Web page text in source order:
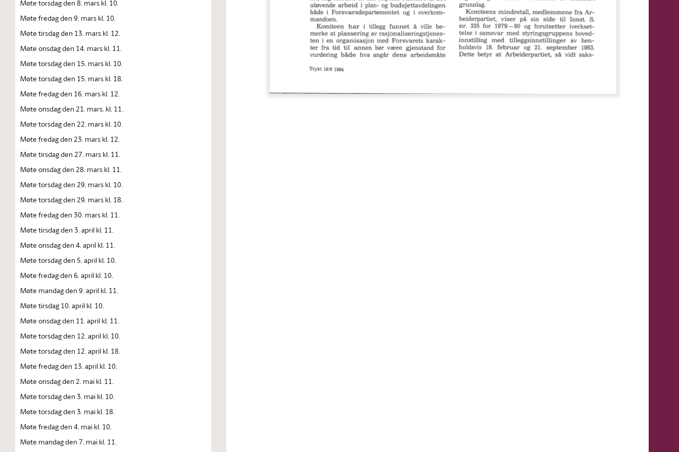
Møte torsdag den 8. mars kl. 10.
Møte fredag den 9. mars kl. 10.
Møte tirsdag den 13. mars kl. 12.
Møte onsdag den 14. mars kl. 11.
Møte torsdag den 15. mars kl. 10.
Møte torsdag den 15. mars kl. 18.
Møte fredag den 16. mars kl. 12.
Møte onsdag den 21. mars. kl. 11.
Møte torsdag den 22. mars kl. 10.
Møte fredag den 23. mars kl. 12.
Møte tirsdag den 27. mars kl. 11.
Møte onsdag den 28. mars kl. 11.
Møte torsdag den 29. mars kl. 10.
Møte torsdag den 29. mars kl. 18.
Møte fredag den 30. mars kl. 11.
Møte tirsdag den 3. april kl. 11.
Møte onsdag den 4. april kl. 11.
Møte torsdag den 5. april kl. 10.
Møte fredag den 6. april kl. 10.
Møte mandag den 9. april kl. 11.
Møte tirsdag 10. april kl. 10.
Møte onsdag den 11. april kl. 11.
Møte torsdag den 12. april kl. 10.
Møte torsdag den 12. april kl. 18.
Møte fredag den 13. april kl. 10.
Møte onsdag den 2. mai kl. 11.
Møte torsdag den 3. mai kl. 10.
Møte torsdag den 3. mai kl. 18.
Møte fredag den 4. mai kl. 10.
Møte mandag den 7. mai kl. 11.